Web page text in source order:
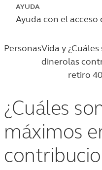
AYUDA
Ayuda con el
PersonasVida y
dinerolas
retiro
¿Cuáles
máximos